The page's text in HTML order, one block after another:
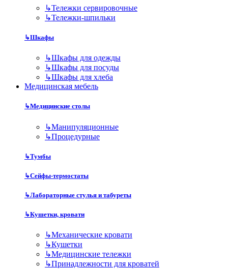
↳Тележки сервировочные
↳Тележки-шпильки
↳Шкафы
↳Шкафы для одежды
↳Шкафы для посуды
↳Шкафы для хлеба
Медицинская мебель
↳Медицинские столы
↳Манипуляционные
↳Процедурные
↳Тумбы
↳Сейфы-термостаты
↳Лабораторные стулья и табуреты
↳Кушетки, кровати
↳Механические кровати
↳Кушетки
↳Медицинские тележки
↳Принадлежности для кроватей